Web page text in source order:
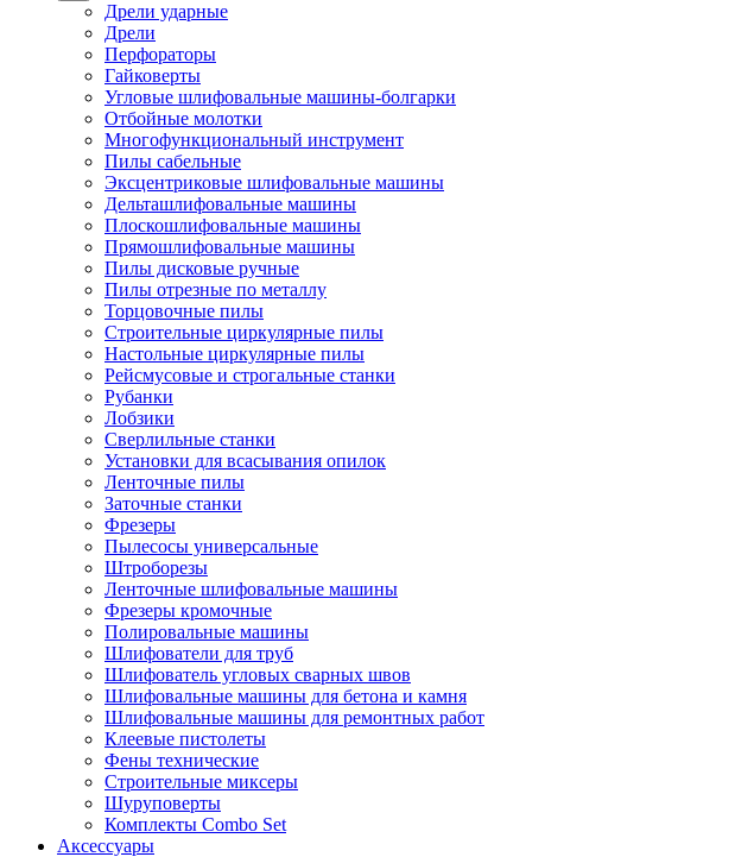
Дрели ударные
Дрели
Перфораторы
Гайковерты
Угловые шлифовальные машины-болгарки
Отбойные молотки
Многофункциональный инструмент
Пилы сабельные
Эксцентриковые шлифовальные машины
Дельташлифовальные машины
Плоскошлифовальные машины
Прямошлифовальные машины
Пилы дисковые ручные
Пилы отрезные по металлу
Торцовочные пилы
Строительные циркулярные пилы
Настольные циркулярные пилы
Рейсмусовые и строгальные станки
Рубанки
Лобзики
Сверлильные станки
Установки для всасывания опилок
Ленточные пилы
Заточные станки
Фрезеры
Пылесосы универсальные
Штроборезы
Ленточные шлифовальные машины
Фрезеры кромочные
Полировальные машины
Шлифователи для труб
Шлифователь угловых сварных швов
Шлифовальные машины для бетона и камня
Шлифовальные машины для ремонтных работ
Клеевые пистолеты
Фены технические
Строительные миксеры
Шуруповерты
Комплекты Combo Set
Аксессуары